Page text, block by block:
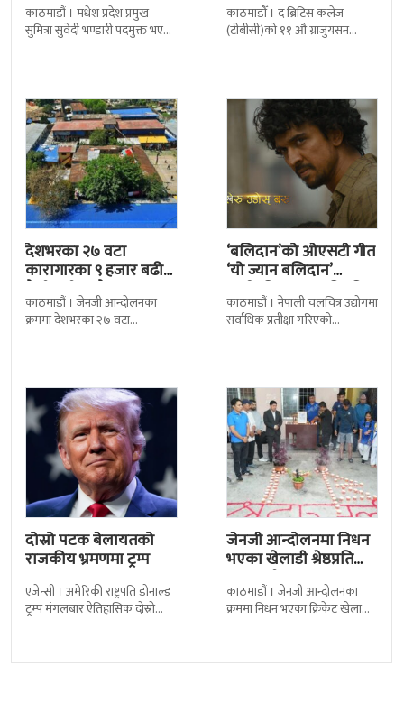
काठमाडौं । मधेश प्रदेश प्रमुख
सुमित्रा सुवेदी भण्डारी पदमुक्त भएकी
काठमाडौँ । द ब्रिटिस कलेज
(टीबीसी)को ११ औं ग्राजुयसन
देशभरका २७ वटा
कारागारका ९ हजार बढी
कैदीबन्दी अझै फरार
काठमाडौं । जेनजी आन्दोलनका
क्रममा देशभरका २७ वटा
‘बलिदान’को ओएसटी गीत
‘यो ज्यान बलिदान’
सार्वजनिक, मातृभूमिप्रति
पुत्रको भावनात्मक…
काठमाडौं । नेपाली चलचित्र उद्योगमा
सर्वाधिक प्रतीक्षा गरिएको
दोस्रो पटक बेलायतको
राजकीय भ्रमणमा ट्रम्प
एजेन्सी । अमेरिकी राष्ट्रपति डोनाल्ड
ट्रम्प मंगलबार ऐतिहासिक दोस्रो
बेलायत सरकारले
जेनजी आन्दोलनमा निधन
भएका खेलाडी श्रेष्ठप्रति
श्रद्धाञ्जली
काठमाडौं । जेनजी आन्दोलनका
क्रममा निधन भएका क्रिकेट खेलाडी
त्रिपुरेश्वरस्थीत राष्ट्रिय खेलकुद